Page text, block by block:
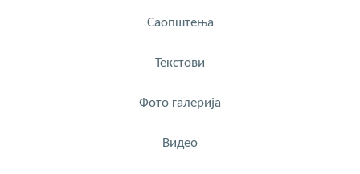
Саопштења
Текстови
Фото галерија
Видео